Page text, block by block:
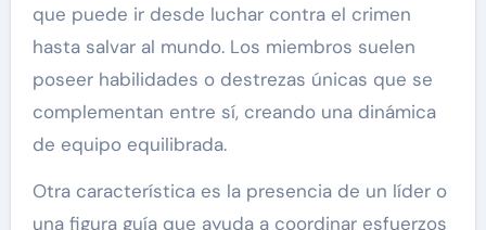
que puede ir desde luchar contra el crimen
hasta salvar al mundo. Los miembros suelen
poseer habilidades o destrezas únicas que se
complementan entre sí, creando una dinámica
de equipo equilibrada.
Otra característica es la presencia de un líder o
una figura guía que ayuda a coordinar esfuerzos